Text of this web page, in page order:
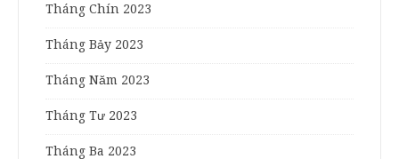
Tháng Chín 2023
Tháng Bảy 2023
Tháng Năm 2023
Tháng Tư 2023
Tháng Ba 2023